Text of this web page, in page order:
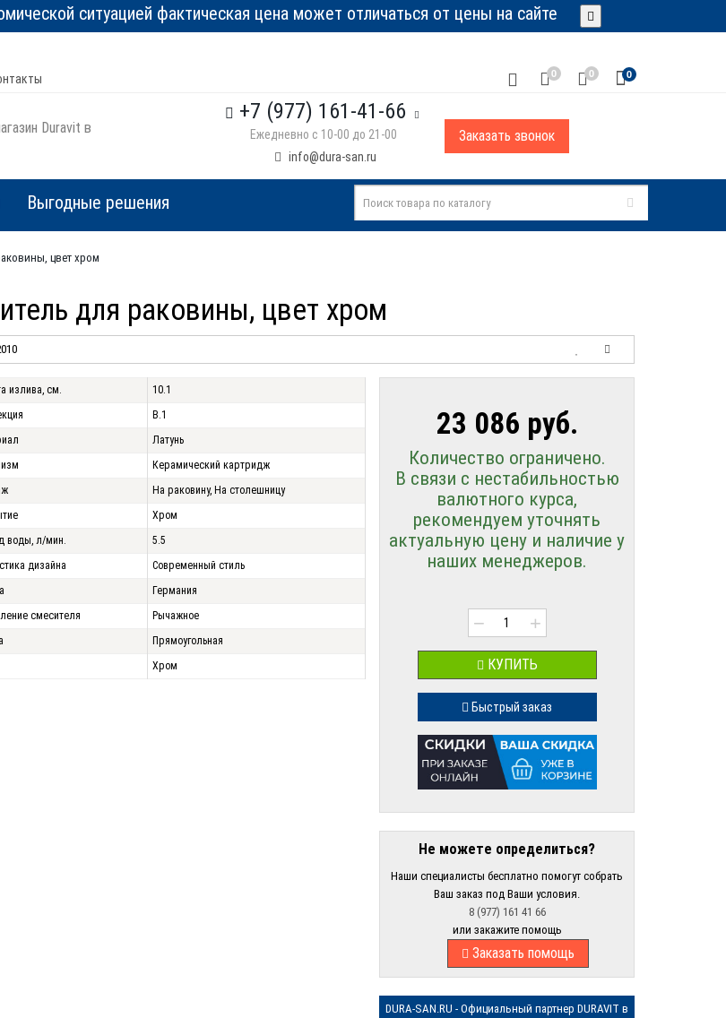
ситуацией фактическая цена может отличаться от цены на сайте
0 0 0
Duravit в
+7 (977) 161-41-66
Ежедневно с 10-00 до 21-00
info@dura-san.ru
Заказать звонок
Выгодные решения
цвет хром
для раковины, цвет хром
излива, см.
10.1
B.1
Латунь
Керамический картридж
На раковину, На столешницу
Хром
воды, л/мин.
5.5
дизайна
Современный стиль
Германия
смесителя
Рычажное
Прямоугольная
Хром
23 086 руб.
Количество ограничено.
В связи с нестабильностью
валютного курса,
рекомендуем уточнять
актуальную цену и наличие у
наших менеджеров.
− +
КУПИТЬ
Быстрый заказ
Не можете определиться?
Наши специалисты бесплатно помогут собрать
Ваш заказ под Ваши условия.
8 (977) 161 41 66
или закажите помощь
Заказать помощь
DURA-SAN.RU - Официальный партнер DURAVIT в